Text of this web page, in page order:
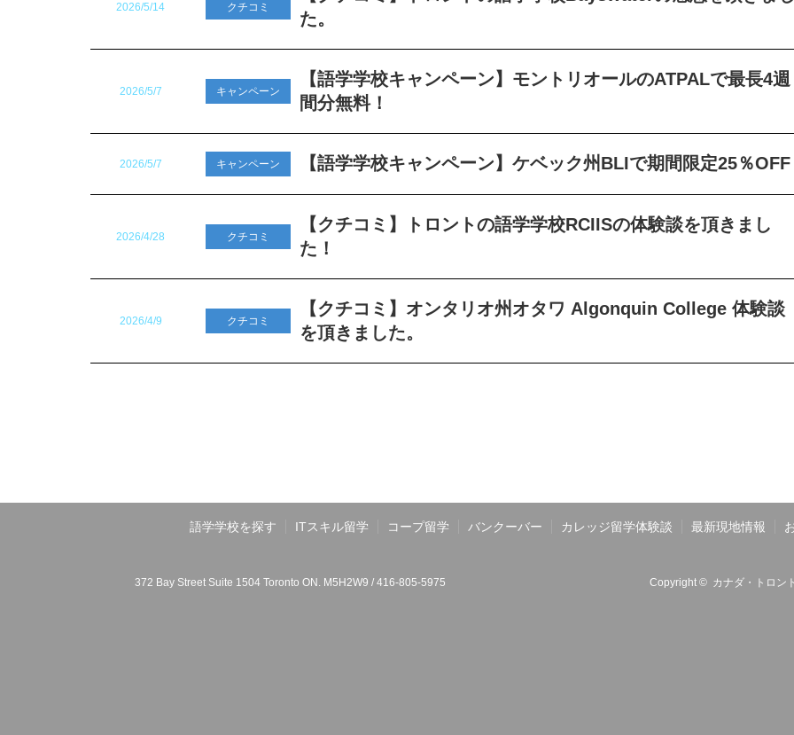
2026/5/14 クチコミ
た。
2026/5/7 キャンペーン
【語学学校キャンペーン】モントリオールのATPALで最長4週
間分無料！
2026/5/7 キャンペーン 【語学学校キャンペーン】ケベック州BLIで期間限定25％OFF
2026/4/28 クチコミ
【クチコミ】トロントの語学学校RCIISの体験談を頂きまし
た！
2026/4/9 クチコミ
【クチコミ】オンタリオ州オタワ Algonquin College 体験談
を頂きました。
語学学校を探す ITスキル留学 コープ留学 バンクーバー カレッジ留学体験談 最新現地情報
372 Bay Street Suite 1504 Toronto ON. M5H2W9 / 416-805-5975 Copyright © カナダ・トロン